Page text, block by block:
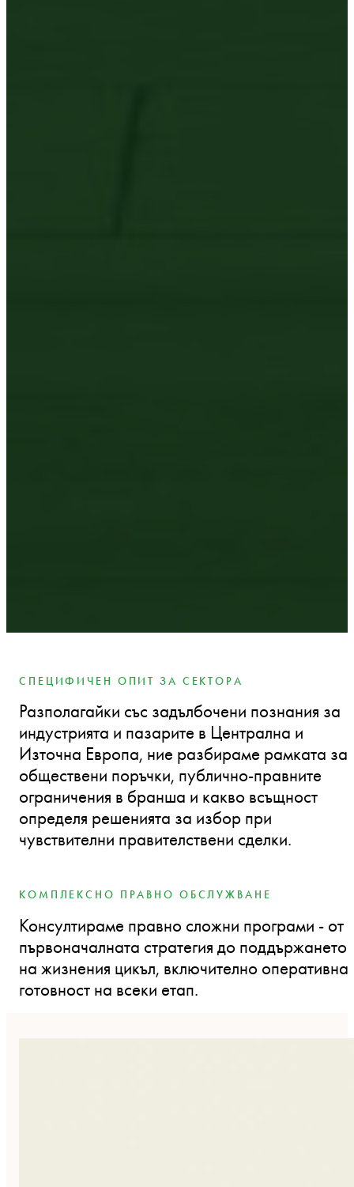
СПЕЦИФИЧЕН ОПИТ ЗА СЕКТОРА
Разполагайки със задълбочени познания за
индустрията и пазарите в Централна и
Източна Европа, ние разбираме рамката за
обществени поръчки, публично-правните
ограничения в бранша и какво всъщност
определя решенията за избор при
чувствителни правителствени сделки.
КОМПЛЕКСНО ПРАВНО ОБСЛУЖВАНЕ
Консултираме правно сложни програми - от
първоначалната стратегия до поддържането
на жизнения цикъл, включително оперативна
готовност на всеки етап.